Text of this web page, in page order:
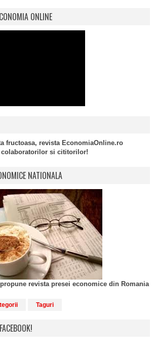
ONLINE
fructoasa, revista EconomiaOnline.ro
colaboratorilor si cititorilor!
NATIONALA
revista presei economice din Romania
Taguri